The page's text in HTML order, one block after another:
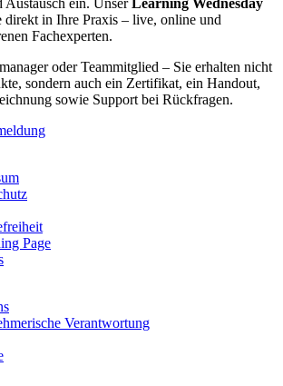
direkt in Ihre Praxis – live, online und
Fachexperten.
oder Teammitglied – Sie erhalten nicht
sondern auch ein Zertifikat, ein Handout,
sowie Support bei Rückfragen.
Page
Verantwortung